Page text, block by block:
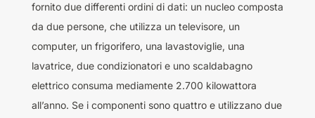
fornito due differenti ordini di dati: un nucleo composta
da due persone, che utilizza un televisore, un
computer, un frigorifero, una lavastoviglie, una
lavatrice, due condizionatori e uno scaldabagno
elettrico consuma mediamente 2.700 kilowattora
all’anno. Se i componenti sono quattro e utilizzano due